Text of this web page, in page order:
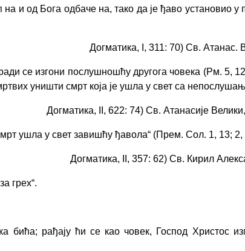
и од Бога одбаче на, тако да је ђаво установио
Догматика, I, 311: 70) Св. Атанас.
се изгони послушношћу другога човека (Рм. 5,
уништи смрт која је ушла у свет са
Догматика, II, 622: 74) Св. Атанасије
ушла у свет завишћу ђавола“(Прем. Сол. 1, 13; 2,
Догматика, II, 357: 62) Св. Кирил
грех“.
бића; рађају ћи се као човек, Господ Христос